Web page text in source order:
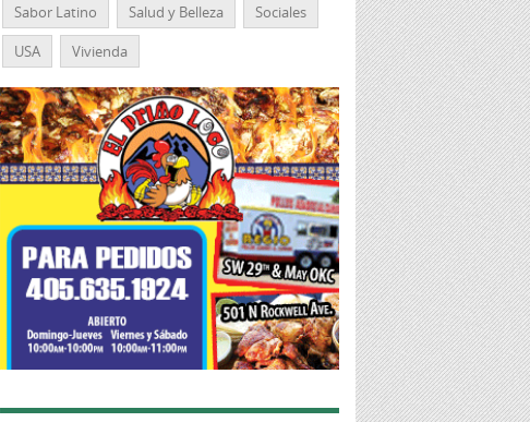
Sabor Latino
Salud y Belleza
Sociales
USA
Vivienda